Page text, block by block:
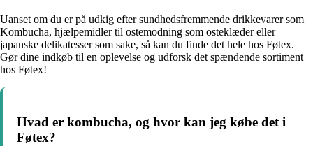
Uanset om du er på udkig efter sundhedsfremmende drikkevarer som
Kombucha, hjælpemidler til ostemodning som osteklæder eller
japanske delikatesser som sake, så kan du finde det hele hos Føtex.
Gør dine indkøb til en oplevelse og udforsk det spændende sortiment
hos Føtex!
Hvad er kombucha, og hvor kan jeg købe det i
Føtex?